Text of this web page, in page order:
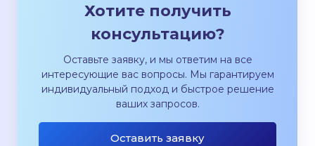
Хотите получить
консультацию?
Оставьте заявку, и мы ответим на все
интересующие вас вопросы. Мы гарантируем
индивидуальный подход и быстрое решение
ваших запросов.
Оставить заявку